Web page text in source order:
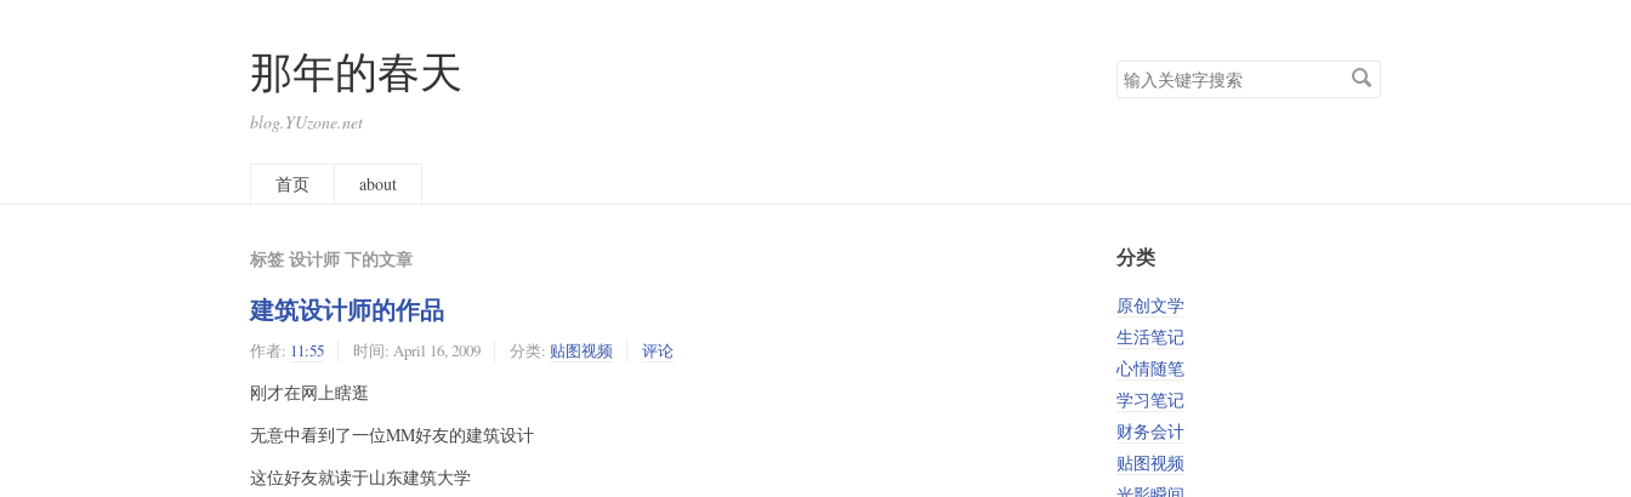
那年的春天
blog.YUzone.net
搜
索
首页 about
标签 设计师 下的文章
建筑设计师的作品
作者: 11:55 时间: April 16, 2009 分类: 贴图视频 评论
刚才在网上瞎逛
无意中看到了一位MM好友的建筑设计
这位好友就读于山东建筑大学
分类
原创文学
生活笔记
心情随笔
学习笔记
财务会计
贴图视频